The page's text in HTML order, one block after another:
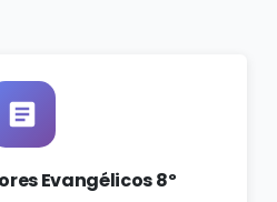
Evangélicos 8º